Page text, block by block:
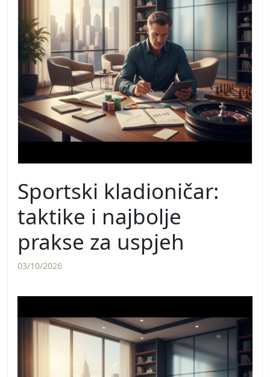
Sportski kladioničar:
taktike i najbolje
prakse za uspjeh
03/10/2026